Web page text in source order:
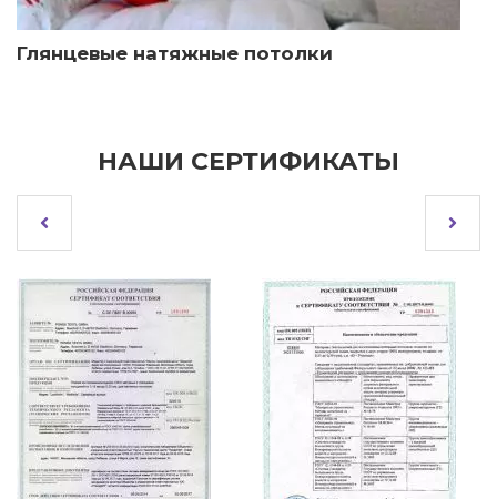
Глянцевые натяжные потолки
НАШИ СЕРТИФИКАТЫ